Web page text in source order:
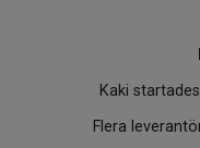
Kaki
Flera